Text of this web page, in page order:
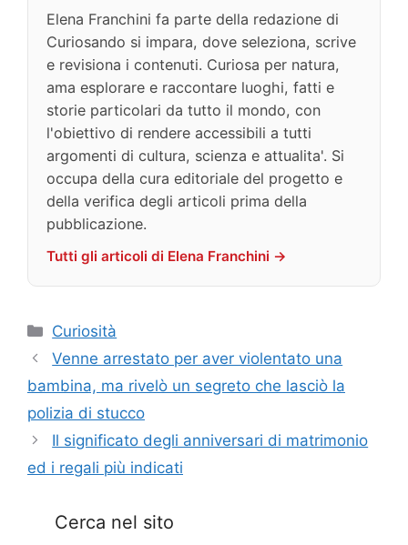
Elena Franchini fa parte della redazione di
Curiosando si impara, dove seleziona, scrive
e revisiona i contenuti. Curiosa per natura,
ama esplorare e raccontare luoghi, fatti e
storie particolari da tutto il mondo, con
l'obiettivo di rendere accessibili a tutti
argomenti di cultura, scienza e attualita'. Si
occupa della cura editoriale del progetto e
della verifica degli articoli prima della
pubblicazione.
Tutti gli articoli di Elena Franchini →
Categorie
Curiosità
Venne arrestato per aver violentato una
bambina, ma rivelò un segreto che lasciò la
polizia di stucco
Il significato degli anniversari di matrimonio
ed i regali più indicati
Cerca nel sito